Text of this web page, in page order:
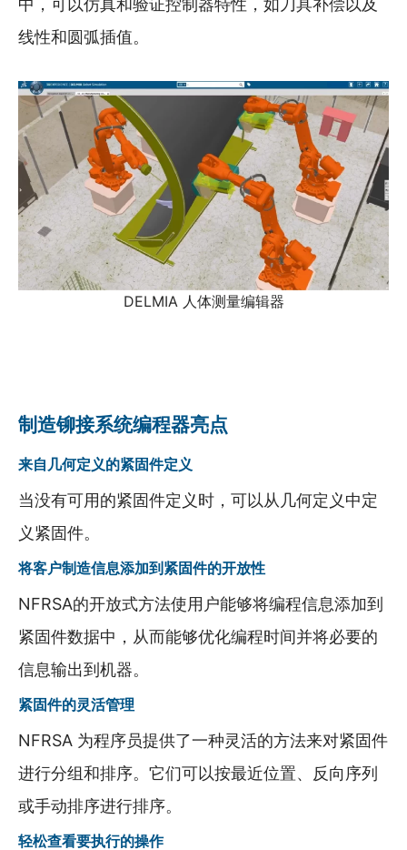
中，可以仿真和验证控制器特性，如刀具补偿以及
线性和圆弧插值。
DELMIA 人体测量编辑器
制造铆接系统编程器亮点
来自几何定义的紧固件定义
当没有可用的紧固件定义时，可以从几何定义中定
义紧固件。
将客户制造信息添加到紧固件的开放性
NFRSA的开放式方法使用户能够将编程信息添加到
紧固件数据中，从而能够优化编程时间并将必要的
信息输出到机器。
紧固件的灵活管理
NFRSA 为程序员提供了一种灵活的方法来对紧固件
进行分组和排序。它们可以按最近位置、反向序列
或手动排序进行排序。
轻松查看要执行的操作